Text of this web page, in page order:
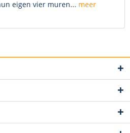
eigen vier muren... meer